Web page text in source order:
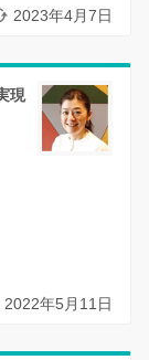
2023年4月7日
現
2022年5月11日